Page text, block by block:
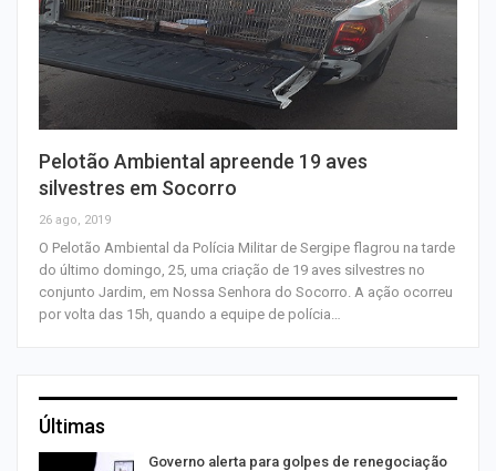
Pelotão Ambiental apreende 19 aves
silvestres em Socorro
26 ago, 2019
O Pelotão Ambiental da Polícia Militar de Sergipe flagrou na tarde
do último domingo, 25, uma criação de 19 aves silvestres no
conjunto Jardim, em Nossa Senhora do Socorro. A ação ocorreu
por volta das 15h, quando a equipe de polícia…
Últimas
Governo alerta para golpes de renegociação